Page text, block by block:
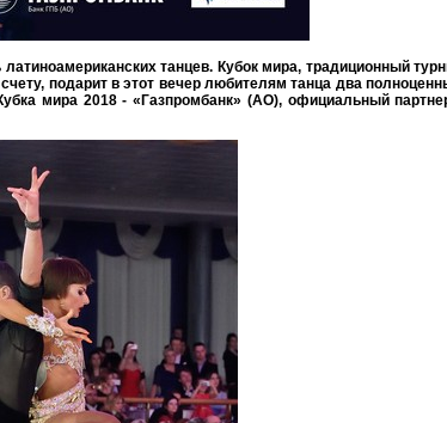
танцев. Кубок мира, традиционный
подарит в этот вечер любителям танца два
мира 2018 - «Газпромбанк» (АО), официальный